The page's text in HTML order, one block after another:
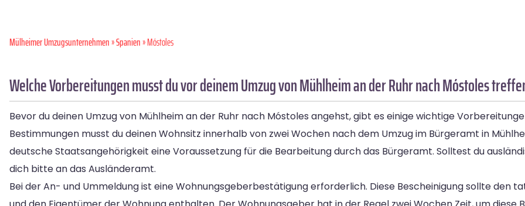
Mülheimer Umzugsunternehmen»Spanien» Móstoles
Welche Vorbereitungen musst du vor deinem Umzug von Mühlheim an der Ruhr nach Móstoles
Bevor du deinen Umzug von Mühlheim an der Ruhr nach Móstoles angehst, gibt es einige wichtige
Bestimmungen musst du deinen Wohnsitz innerhalb von zwei Wochen nach dem Umzug im Bürgeramt in
deutsche Staatsangehörigkeit eine Voraussetzung für die Bearbeitung durch das Bürgeramt. Solltest du
dich bitte an das Ausländeramt.
Bei der An- und Ummeldung ist eine Wohnungsgeberbestätigung erforderlich. Diese Bescheinigung sollte den